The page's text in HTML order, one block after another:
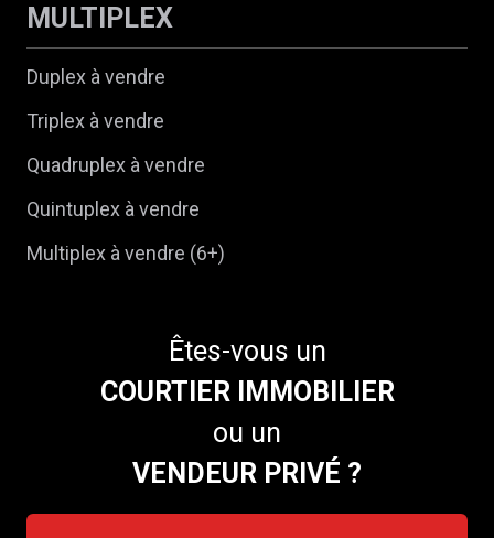
MULTIPLEX
Duplex à vendre
Triplex à vendre
Quadruplex à vendre
Quintuplex à vendre
Multiplex à vendre (6+)
Êtes-vous un
COURTIER IMMOBILIER
ou un
VENDEUR PRIVÉ ?